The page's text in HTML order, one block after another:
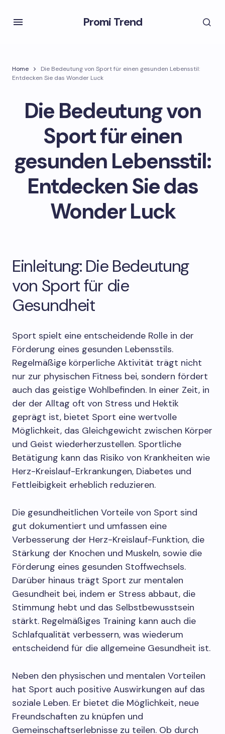
Promi Trend
Home
Die Bedeutung von Sport für einen gesunden Lebensstil:
Entdecken Sie das Wonder Luck
Die Bedeutung von
Sport für einen
gesunden Lebensstil:
Entdecken Sie das
Wonder Luck
Einleitung: Die Bedeutung
von Sport für die
Gesundheit
Sport spielt eine entscheidende Rolle in der
Förderung eines gesunden Lebensstils.
Regelmäßige körperliche Aktivität trägt nicht
nur zur physischen Fitness bei, sondern fördert
auch das geistige Wohlbefinden. In einer Zeit, in
der der Alltag oft von Stress und Hektik
geprägt ist, bietet Sport eine wertvolle
Möglichkeit, das Gleichgewicht zwischen Körper
und Geist wiederherzustellen. Sportliche
Betätigung kann das Risiko von Krankheiten wie
Herz-Kreislauf-Erkrankungen, Diabetes und
Fettleibigkeit erheblich reduzieren.
Die gesundheitlichen Vorteile von Sport sind
gut dokumentiert und umfassen eine
Verbesserung der Herz-Kreislauf-Funktion, die
Stärkung der Knochen und Muskeln, sowie die
Förderung eines gesunden Stoffwechsels.
Darüber hinaus trägt Sport zur mentalen
Gesundheit bei, indem er Stress abbaut, die
Stimmung hebt und das Selbstbewusstsein
stärkt. Regelmäßiges Training kann auch die
Schlafqualität verbessern, was wiederum
entscheidend für die allgemeine Gesundheit ist.
Neben den physischen und mentalen Vorteilen
hat Sport auch positive Auswirkungen auf das
soziale Leben. Er bietet die Möglichkeit, neue
Freundschaften zu knüpfen und
Gemeinschaftserlebnisse zu teilen. Ob durch